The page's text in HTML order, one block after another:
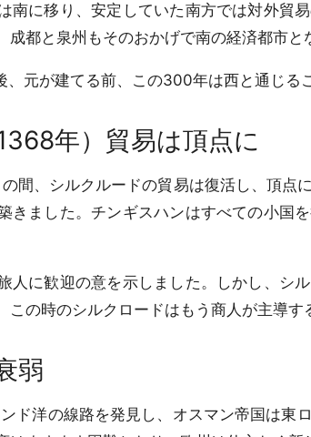
に移り、安定していた南方では対外貿
都と泉州もそのおかげで南の経済都市と
元が建てる前、この300年は西と通じる
年）貿易は頂点に
間、シルクルードの貿易は復活し、頂点
きました。チンギスハンはすべての小国
人に歓迎の意を示しました。しかし、シ
この時のシルクロードはもう商人が主導す
弱
ド洋の線路を発見し、オスマン帝国は東